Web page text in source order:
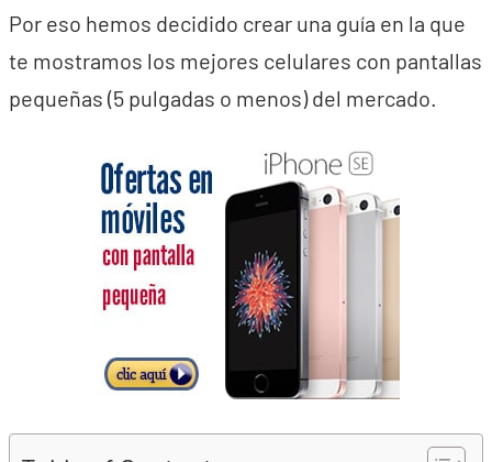
Por eso hemos decidido crear una guía en la que
te mostramos los mejores celulares con pantallas
pequeñas (5 pulgadas o menos) del mercado.